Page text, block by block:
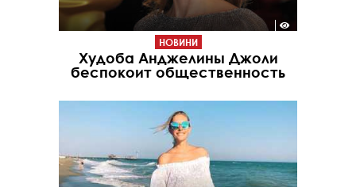
НОВИНИ
Худоба Анджелины Джоли
беспокоит общественность